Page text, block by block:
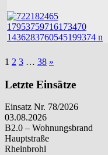
1 2 3 … 38 »
Letzte Einsätze
Einsatz Nr. 78/2026
03.08.2026
B2.0 – Wohnungsbrand
Hauptstraße
Rheinbrohl